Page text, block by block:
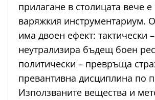
прилагане в столицата вече е
варяжкия инструментариум.
има двоен ефект: тактически –
неутрализира бъдещ боен
политически – превръща
превантивна дисциплина по
Използваните вещества и